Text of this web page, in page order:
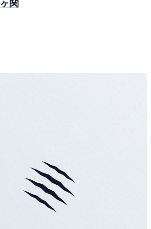
関